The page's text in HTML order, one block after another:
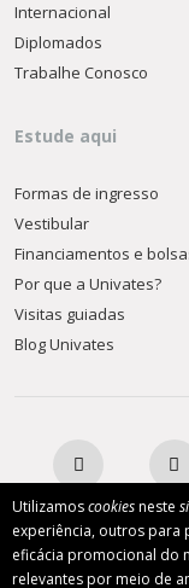
Utilizamoscookiesneste
experiência, outros para
eficácia promocional do
relevantes por meio de
Internacional
Diplomados
Trabalhe Conosco
Estude aqui
Formas de ingresso
Vestibular
Financiamentos e
Por que a Univates?
Visitas guiadas
Blog Univates
AFILIADA: